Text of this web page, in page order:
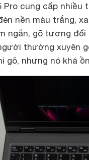
Pro cung cấp nhiều
nền màu trắng,
ngắn, gõ tương
thường xuyên
gõ, nhưng nó khá